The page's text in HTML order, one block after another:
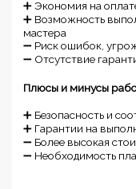
➕ Экономия на
➕ Возможность
мастера
➖ Риск ошибок,
➖ Отсутствие
Плюсы и минусы
➕ Безопасность и
➕ Гарантии на
➖ Более высокая
➖ Необходимость